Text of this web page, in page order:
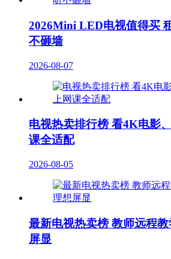
2026Mini LED电视值得买
不砸墙
2026-08-07
电视热卖排行榜 看4K电影
课全适配
2026-08-05
最新电视热卖榜 教师远程
屏显